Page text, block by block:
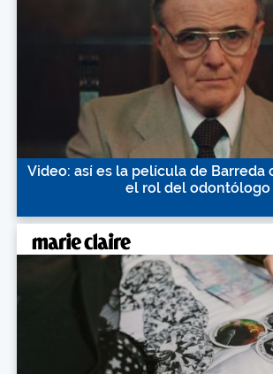
Video: así es la película de Barreda
el rol del odontólogo